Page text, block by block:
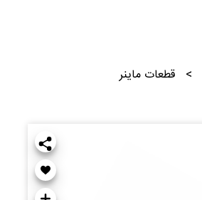
> قطعات ماینر